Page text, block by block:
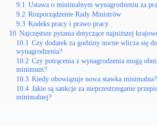
9.1 Ustawa o minimalnym wynagrodzeniu za
9.2 Rozporządzenie Rady Ministrów
9.3 Kodeks pracy i prawo pracy
10 Najczęstsze pytania dotyczące najniższej
10.1 Czy dodatek za godziny nocne wlicza się
wynagrodzenia?
10.2 Czy potrącenia z wynagrodzenia mogą
minimum?
10.3 Kiedy obowiązuje nowa stawka minimalna?
10.4 Jakie są sankcje za nieprzestrzeganie
minimalnej?